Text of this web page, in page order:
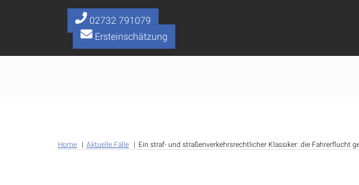
02732 791079
Ersteinschätzung
Home Aktuelle Fälle Ein straf- und straßenverkehrsrechtlicher Klassiker: die Fahrerflucht